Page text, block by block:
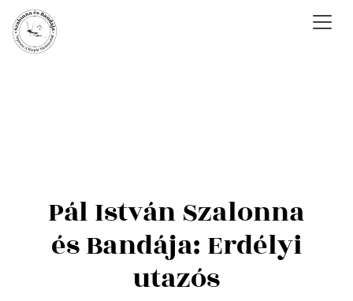
Pál István Szalonna
és Bandája: Erdélyi
utazós